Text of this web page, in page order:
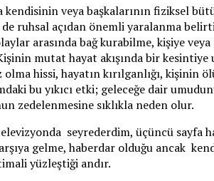
veya başkalarının fiziksel
ruhsal açıdan önemli yaralanma
arasında bağ kurabilme, kişiye
mutat hayat akışında bir
hissi, hayatın kırılganlığı, kişinin
bu yıkıcı etki; geleceğe dair
zedelenmesine sıklıkla neden olur.
seyrederdim, üçüncü sayfa
gelme, haberdar olduğu ancak
yüzleştiği andır.